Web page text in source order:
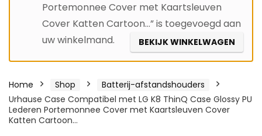
Portemonnee Cover met Kaartsleuven
Cover Katten Cartoon…” is toegevoegd aan
uw winkelmand.
BEKIJK WINKELWAGEN
Home Shop
Batterij-afstandshouders
Urhause Case Compatibel met LG K8 ThinQ Case Glossy PU
Lederen Portemonnee Cover met Kaartsleuven Cover
Katten Cartoon…